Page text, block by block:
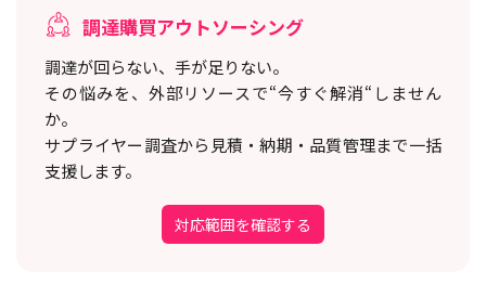
調達購買アウトソーシング
調達が回らない、手が足りない。
その悩みを、外部リソースで“今すぐ解消“しません
か。
サプライヤー調査から見積・納期・品質管理まで一括
支援します。
対応範囲を確認する